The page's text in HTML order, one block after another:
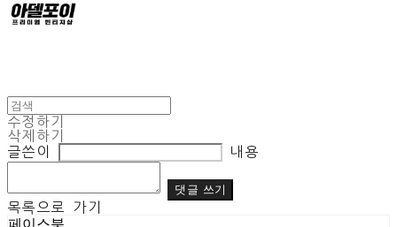
수정하기
삭제하기
글쓴이
내용
댓글 쓰기
목록으로 가기
페이스북